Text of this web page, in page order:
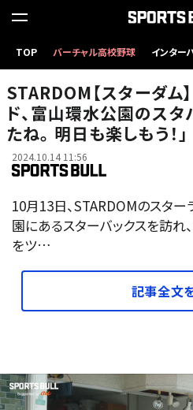
TOP バーチャル高校野球 インター
STARDOM【スターダム
ド、富山環水公園のスタ
たね。 明日も楽しもう！」
2024.10.14 11:56
10月13日、STARDOMのスター
園にあるスターバックスを訪れ
をツ…
記事全文